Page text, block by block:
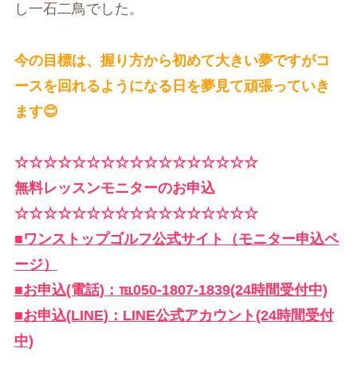
し一石二鳥でした。
今の目標は、握り方から初めて大きい夢ですがコ
ースを回れるようになる日を夢見て頑張っていき
ます😊
☆☆☆☆☆☆☆☆☆☆☆☆☆☆☆☆☆
無料レッスンモニターのお申込
☆☆☆☆☆☆☆☆☆☆☆☆☆☆☆☆☆
■ワンストップゴルフ公式サイト（モニター申込ペ
ージ）
■お申込(電話)：℡050-1807-1839(24時間受付中)
■お申込(LINE)：LINE公式アカウント(24時間受付
中)